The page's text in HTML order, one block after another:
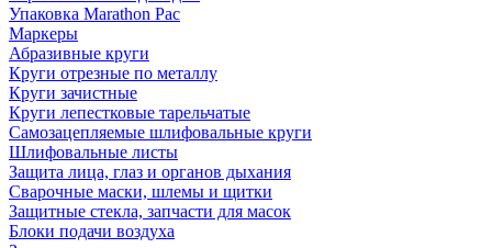
Упаковка Marathon Pac
Маркеры
Абразивные круги
Круги отрезные по металлу
Круги зачистные
Круги лепестковые тарельчатые
Самозацепляемые шлифовальные круги
Шлифовальные листы
Защита лица, глаз и органов дыхания
Сварочные маски, шлемы и щитки
Защитные стекла, запчасти для масок
Блоки подачи воздуха